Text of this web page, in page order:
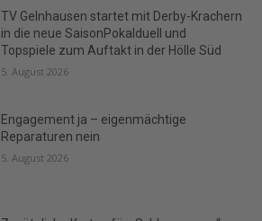
TV Gelnhausen startet mit Derby-Krachern
in die neue SaisonPokalduell und
Topspiele zum Auftakt in der Hölle Süd
5. August 2026
Engagement ja – eigenmächtige
Reparaturen nein
5. August 2026